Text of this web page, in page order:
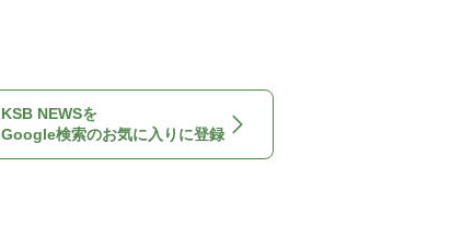
KSB NEWSを
Google検索のお気に入りに登録